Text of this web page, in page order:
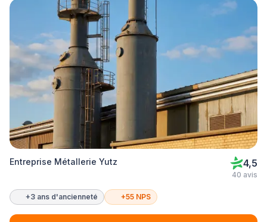
Entreprise Métallerie Yutz 4,5
40 avis
+3 ans d'ancienneté +55 NPS